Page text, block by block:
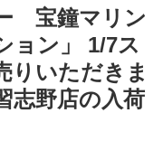
宝鐘マリン
ョン」 ​1/7ス
りいただきま
志野店の入荷